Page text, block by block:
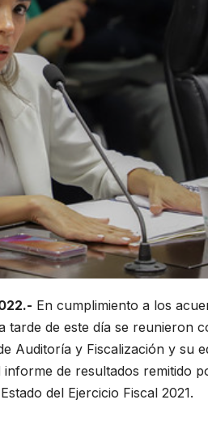
En cumplimiento a los
tarde de este día se reunieron
Auditoría y Fiscalización y su
de resultados remitido
del Ejercicio Fiscal 2021.